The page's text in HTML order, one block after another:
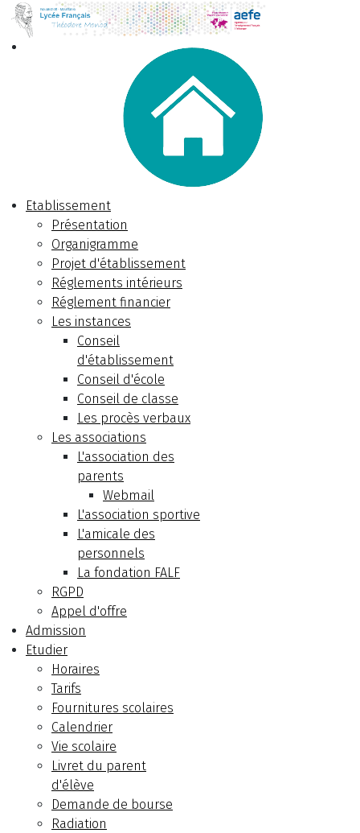
Etablissement
Présentation
Organigramme
Projet d'établissement
Réglements intérieurs
Réglement financier
Les instances
Conseil
d'établissement
Conseil d'école
Conseil de classe
Les procès verbaux
Les associations
L'association des
parents
Webmail
L'association sportive
L'amicale des
personnels
La fondation FALF
RGPD
Appel d'offre
Admission
Etudier
Horaires
Tarifs
Fournitures scolaires
Calendrier
Vie scolaire
Livret du parent
d'élève
Demande de bourse
Radiation